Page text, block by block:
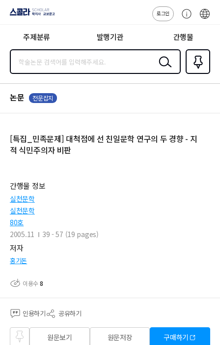
지사·교보문고
로그인
센
주제분류 발행기관 간행물
검색
즐겨찾
기0
논문 전문잡지
[특집_민족문제] 대척점에 선 친일문학 연구의 두 경향 - 지
적 식민주의자 비판
간행물 정보
실천문학
실천문학
80호
2005.11
39 - 57 (19 pages)
저자
홍기돈
이용수8
인용하기 공유하기
즐겨
원문보기 원문저장 구매하기